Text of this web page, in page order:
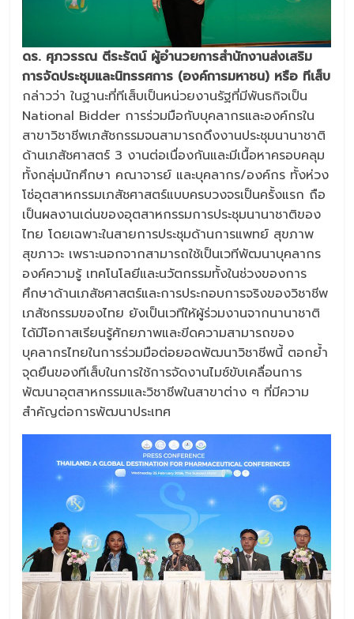
ดร. ศุภวรรณ ตีระรัตน์ ผู้อำนวยการสำนักงานส่งเสริม
การจัดประชุมและนิทรรศการ (องค์การมหาชน) หรือ ทีเส็บ
กล่าวว่า ในฐานะที่ทีเส็บเป็นหน่วยงานรัฐที่มีพันธกิจเป็น
National Bidder การร่วมมือกับบุคลากรและองค์กรใน
สาขาวิชาชีพเภสัชกรรมจนสามารถดึงงานประชุมนานาชาติ
ด้านเภสัชศาสตร์ 3 งานต่อเนื่องกันและมีเนื้อหาครอบคลุม
ทั้งกลุ่มนักศึกษา คณาจารย์ และบุคลากร/องค์กร ทั้งห่วง
โซ่อุตสาหกรรมเภสัชศาสตร์แบบครบวงจรเป็นครั้งแรก ถือ
เป็นผลงานเด่นของอุตสาหกรรมการประชุมนานาชาติของ
ไทย โดยเฉพาะในสายการประชุมด้านการแพทย์ สุขภาพ
สุขภาวะ เพราะนอกจากสามารถใช้เป็นเวทีพัฒนาบุคลากร
องค์ความรู้ เทคโนโลยีและนวัตกรรมทั้งในช่วงของการ
ศึกษาด้านเภสัชศาสตร์และการประกอบการจริงของวิชาชีพ
เภสัชกรรมของไทย ยังเป็นเวทีให้ผู้ร่วมงานจากนานาชาติ
ได้มีโอกาสเรียนรู้ศักยภาพและขีดความสามารถของ
บุคลากรไทยในการร่วมมือต่อยอดพัฒนาวิชาชีพนี้ ตอกย้ำ
จุดยืนของทีเส็บในการใช้การจัดงานไมซ์ขับเคลื่อนการ
พัฒนาอุตสาหกรรมและวิชาชีพในสาขาต่าง ๆ ที่มีความ
สำคัญต่อการพัฒนาประเทศ